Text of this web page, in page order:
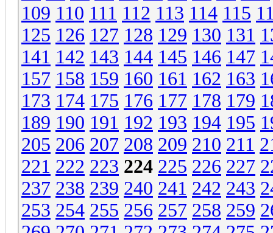
109 110 111 112 113 114 115
125 126 127 128 129 130 131
141 142 143 144 145 146 147
157 158 159 160 161 162 163
173 174 175 176 177 178 179
189 190 191 192 193 194 195
205 206 207 208 209 210 211
221 222 223 224 225 226 227
237 238 239 240 241 242 243
253 254 255 256 257 258 259